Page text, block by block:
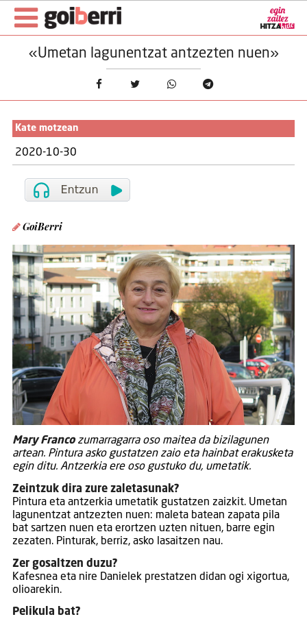
«Umetan lagunentzat antzezten nuen»
Kate motzean
2020-10-30
GoiBerri
Mary Francozumarragarra oso maitea da bizilagunen
artean. Pintura asko gustatzen zaio eta hainbat erakusketa
egin ditu. Antzerkia ere oso gustuko du, umetatik.
Zeintzuk dira zure zaletasunak?
Pintura eta antzerkia umetatik gustatzen zaizkit. Umetan
lagunentzat antzezten nuen: maleta batean zapata pila
bat sartzen nuen eta erortzen uzten nituen, barre egin
zezaten. Pinturak, berriz, asko lasaitzen nau.
Zer gosaltzen duzu?
Kafesnea eta nire Danielek prestatzen didan ogi xigortua,
olioarekin.
Pelikula bat?